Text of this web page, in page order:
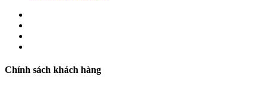
Chính sách khách hàng